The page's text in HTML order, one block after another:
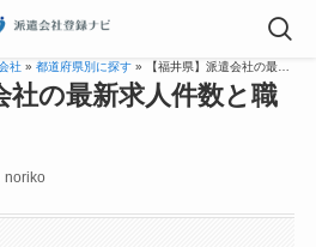
社 »都道府県別に探す » 【福井県】派遣会社の最新求人件数と職種を更新！
社の最新求人件数と職
noriko